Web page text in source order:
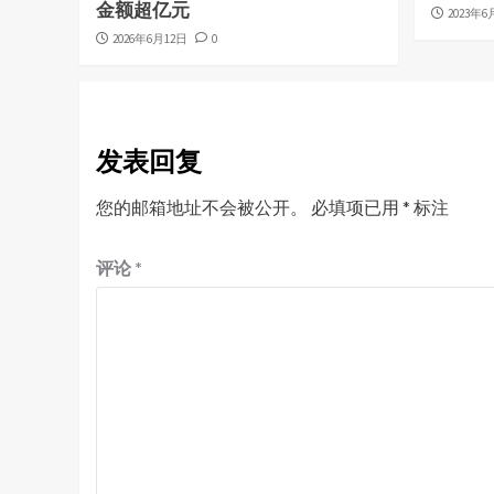
金额超亿元
2026年6月12日 0
2023年6
发表回复
您的邮箱地址不会被公开。 必填项已用 * 标注
评论 *